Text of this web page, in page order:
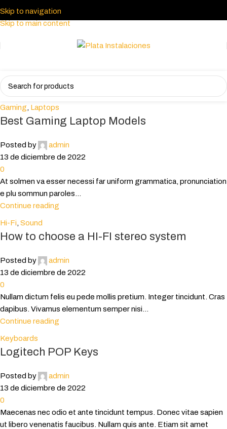
Skip to navigation
Skip to main content
Gaming, Laptops
Best Gaming Laptop Models
Posted by
admin
13 de diciembre de 2022
0
At solmen va esser necessi far uniform grammatica, pronunciation
e plu sommun paroles...
Continue reading
Hi-Fi, Sound
How to choose a HI-FI stereo system
Posted by
admin
13 de diciembre de 2022
0
Nullam dictum felis eu pede mollis pretium. Integer tincidunt. Cras
dapibus. Vivamus elementum semper nisi...
Continue reading
Keyboards
Logitech POP Keys
Posted by
admin
13 de diciembre de 2022
0
Maecenas nec odio et ante tincidunt tempus. Donec vitae sapien
ut libero venenatis faucibus. Nullam quis ante. Etiam sit amet